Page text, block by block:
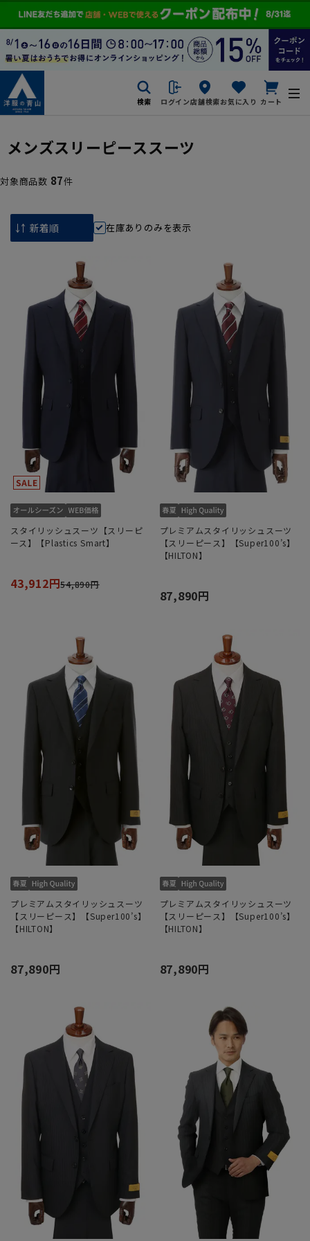
検索 ログイン店舗検索お気に入り カート
メンズスリーピーススーツ
対象商品数 87件
在庫ありのみを表示
スタイリッシュスーツ【スリーピ
ース】【Plastics Smart】
43,912円54,890円
プレミアムスタイリッシュスーツ
【スリーピース】【Super100’s】
【HILTON】
87,890円
プレミアムスタイリッシュスーツ
【スリーピース】【Super100’s】
【HILTON】
87,890円
プレミアムスタイリッシュスーツ
【スリーピース】【Super100’s】
【HILTON】
87,890円